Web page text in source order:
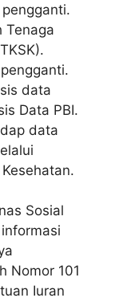
Tenaga
data
Data PBI.
data
Sosial
Nomor 101
Iuran